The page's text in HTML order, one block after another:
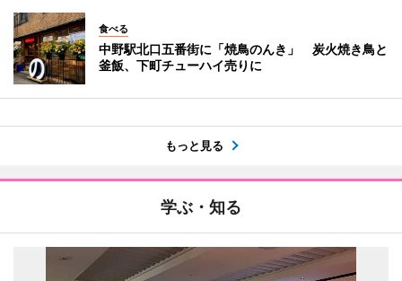
食べる
中野駅北口五番街に「焼鳥のんき」 炭火焼き鳥と
釜飯、下町チューハイ売りに
もっと見る
学ぶ・知る